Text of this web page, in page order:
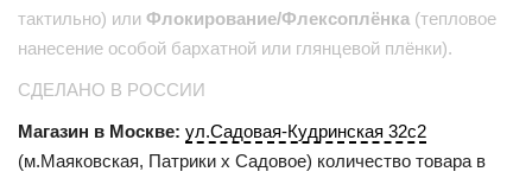
тактильно) или Флокирование/Флексоплёнка (тепловое
нанесение особой бархатной или глянцевой плёнки).
СДЕЛАНО В РОССИИ
Магазин в Москве: ул.Садовая-Кудринская 32с2
(м.Маяковская, Патрики x Садовое) количество товара в